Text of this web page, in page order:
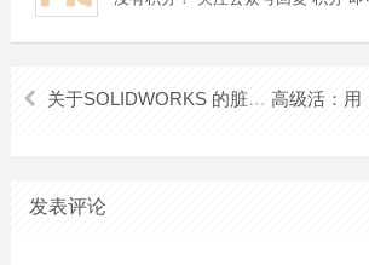
关于SOLIDWORKS 的脏标记 *（Dirty Mark），了解多少？
发表评论